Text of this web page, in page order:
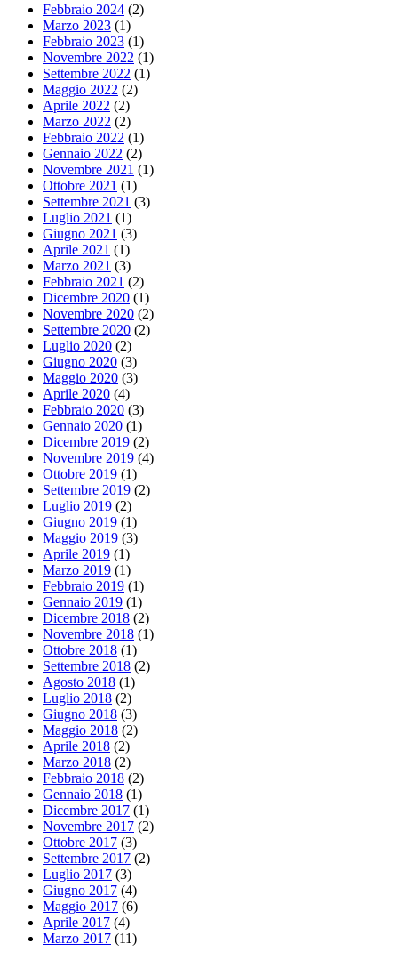
Febbraio 2024 (2)
Marzo 2023 (1)
Febbraio 2023 (1)
Novembre 2022 (1)
Settembre 2022 (1)
Maggio 2022 (2)
Aprile 2022 (2)
Marzo 2022 (2)
Febbraio 2022 (1)
Gennaio 2022 (2)
Novembre 2021 (1)
Ottobre 2021 (1)
Settembre 2021 (3)
Luglio 2021 (1)
Giugno 2021 (3)
Aprile 2021 (1)
Marzo 2021 (3)
Febbraio 2021 (2)
Dicembre 2020 (1)
Novembre 2020 (2)
Settembre 2020 (2)
Luglio 2020 (2)
Giugno 2020 (3)
Maggio 2020 (3)
Aprile 2020 (4)
Febbraio 2020 (3)
Gennaio 2020 (1)
Dicembre 2019 (2)
Novembre 2019 (4)
Ottobre 2019 (1)
Settembre 2019 (2)
Luglio 2019 (2)
Giugno 2019 (1)
Maggio 2019 (3)
Aprile 2019 (1)
Marzo 2019 (1)
Febbraio 2019 (1)
Gennaio 2019 (1)
Dicembre 2018 (2)
Novembre 2018 (1)
Ottobre 2018 (1)
Settembre 2018 (2)
Agosto 2018 (1)
Luglio 2018 (2)
Giugno 2018 (3)
Maggio 2018 (2)
Aprile 2018 (2)
Marzo 2018 (2)
Febbraio 2018 (2)
Gennaio 2018 (1)
Dicembre 2017 (1)
Novembre 2017 (2)
Ottobre 2017 (3)
Settembre 2017 (2)
Luglio 2017 (3)
Giugno 2017 (4)
Maggio 2017 (6)
Aprile 2017 (4)
Marzo 2017 (11)